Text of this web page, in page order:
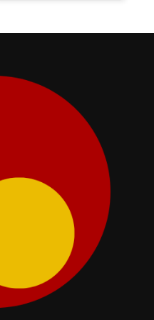
(för vuxna) Material: Polyester